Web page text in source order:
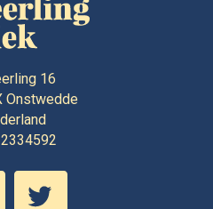
16
Onstwedde
2334592